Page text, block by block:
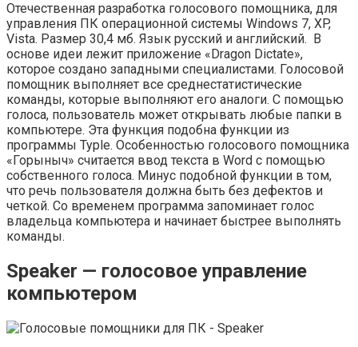
Отечественная разработка голосового помощника, для
управления ПК операционной системы Windows 7, XP,
Vista. Размер 30,4 мб. Язык русский и английский. В
основе идеи лежит приложение «Dragon Dictate»,
которое создано западными специалистами. Голосовой
помощник выполняет все среднестатистические
команды, которые выполняют его аналоги. С помощью
голоса, пользователь может открывать любые папки в
компьютере. Эта функция подобна функции из
программы Typle. Особенностью голосового помощника
«Горыныч» считается ввод текста в Word с помощью
собственного голоса. Минус подобной функции в том,
что речь пользователя должна быть без дефектов и
четкой. Со временем программа запоминает голос
владельца компьютера и начинает быстрее выполнять
команды.
Speaker — голосовое управление
компьютером